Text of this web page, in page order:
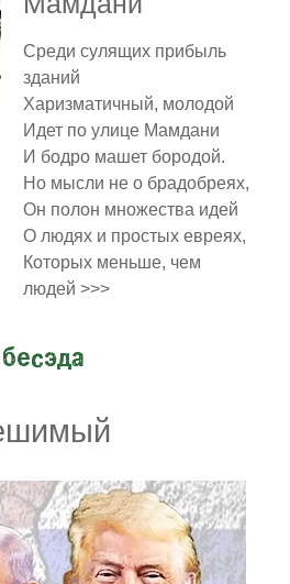
Среди сулящих прибыль
зданий
Харизматичный, молодой
Идет по улице Мамдани
И бодро машет бородой.
Но мысли не о брадобреях,
Он полон множества идей
О людях и простых евреях,
Которых меньше, чем
людей >>>
бесэда